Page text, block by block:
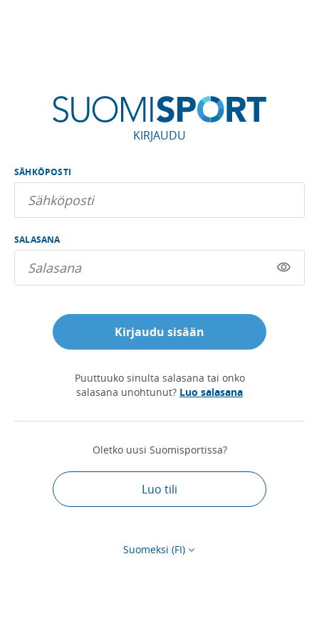
KIRJAUDU
SÄHKÖPOSTI
SALASANA
Kirjaudu sisään
Puuttuuko sinulta salasana tai onko
salasana unohtunut? Luo salasana
Oletko uusi Suomisportissa?
Luo tili
Suomeksi (FI)